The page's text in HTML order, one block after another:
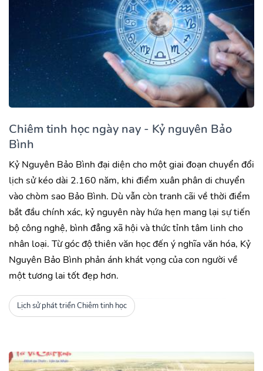
Chiêm tinh học ngày nay - Kỷ nguyên Bảo
Bình
Kỷ Nguyên Bảo Bình đại diện cho một giai đoạn chuyển đổi
lịch sử kéo dài 2.160 năm, khi điểm xuân phân di chuyển
vào chòm sao Bảo Bình. Dù vẫn còn tranh cãi về thời điểm
bắt đầu chính xác, kỷ nguyên này hứa hẹn mang lại sự tiến
bộ công nghệ, bình đẳng xã hội và thức tỉnh tâm linh cho
nhân loại. Từ góc độ thiên văn học đến ý nghĩa văn hóa, Kỷ
Nguyên Bảo Bình phản ánh khát vọng của con người về
một tương lai tốt đẹp hơn.
Lịch sử phát triển Chiêm tinh học